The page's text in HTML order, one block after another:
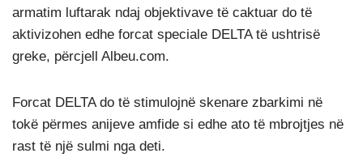
armatim luftarak ndaj objektivave të caktuar do të
aktivizohen edhe forcat speciale DELTA të ushtrisë
greke, përcjell Albeu.com.
Forcat DELTA do të stimulojnë skenare zbarkimi në
tokë përmes anijeve amfide si edhe ato të mbrojtjes në
rast të një sulmi nga deti.